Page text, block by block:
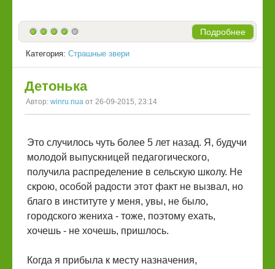
Подробнее
Категория: Страшные звери
Детонька
Автор: winru.nua от 26-09-2015, 23:14
Это случилось чуть более 5 лет назад. Я, будучи
молодой выпускницей педагогического,
получила распределение в сельскую школу. Не
скрою, особой радости этот факт не вызвал, но
благо в институте у меня, увы, не было,
городского жениха - тоже, поэтому ехать,
хочешь - не хочешь, пришлось.
Когда я прибыла к месту назначения,